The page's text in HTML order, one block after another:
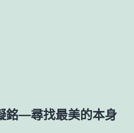
銘—尋找最美的本身